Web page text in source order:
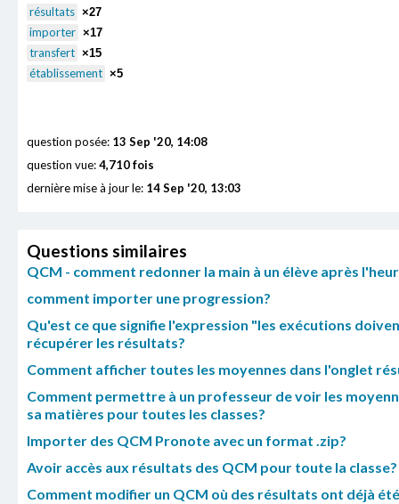
résultats ×27
importer ×17
transfert ×15
établissement ×5
question posée: 13 Sep '20, 14:08
question vue:4,710 fois
dernière mise à jour le: 14 Sep '20, 13:03
Questions similaires
QCM - comment redonner la main à un élève après
comment importer une progression?
Qu'est ce que signifie l'expression "les exécutions
récupérer les résultats?
Comment afficher toutes les moyennes dans l'onglet
Comment permettre à un professeur de voir les
sa matières pour toutes les classes?
Importer des QCM Pronote avec un format .zip?
Avoir accès aux résultats des QCM pour toute la classe?
Comment modifier un QCM où des résultats ont déjà